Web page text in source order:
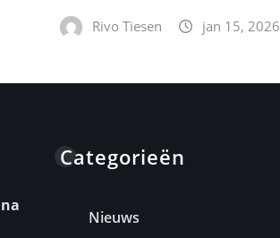
Rivo Tiesen jan 15, 2026
Categorieën
Nieuws